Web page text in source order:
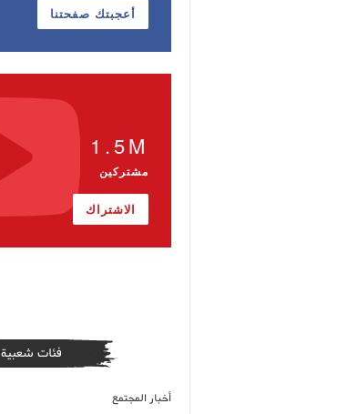
أعجبتك صفحتنا
1.5M
مشتركين
الاشتراك
فئات شعبية
أخبار المجتمع